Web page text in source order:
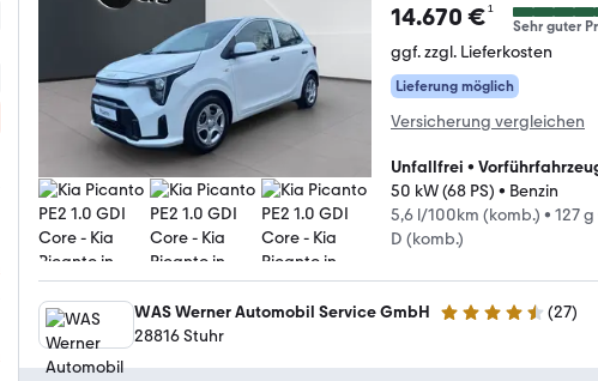
14.670 €¹
Sehr guter
ggf. zzgl. Lieferkosten
Lieferung möglich
Versicherung vergleichen
Unfallfrei •
50 kW (68 PS) • Benzin
5,6 l/100km (komb.) • 127
D (komb.)
WAS Werner Automobil Service GmbH 4.7 Sterne (27)
28816 Stuhr